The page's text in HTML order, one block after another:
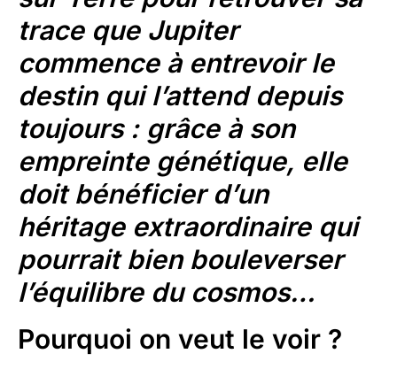
trace que Jupiter
commence à entrevoir le
destin qui l’attend depuis
toujours : grâce à son
empreinte génétique, elle
doit bénéficier d’un
héritage extraordinaire qui
pourrait bien bouleverser
l’équilibre du cosmos…
Pourquoi on veut le voir ?